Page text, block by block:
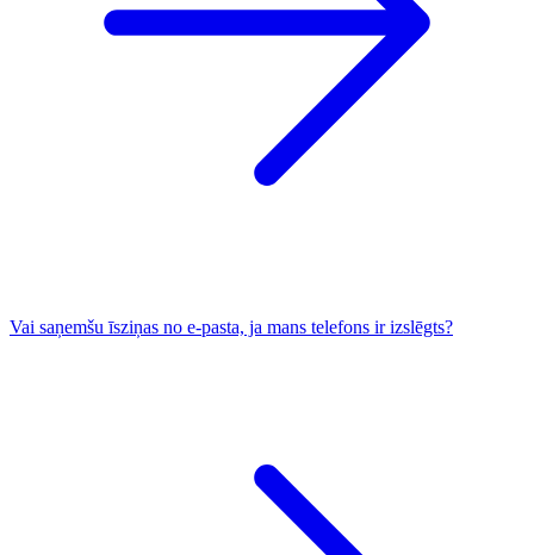
Vai saņemšu īsziņas no e-pasta, ja mans telefons ir izslēgts?